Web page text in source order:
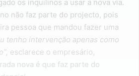
os inquilinos a usar a nova via.
não faz parte do projecto, pois
pessoa que mandou fazer uma
tenho intervenção apenas como
esclarece o empresário,
nova é que faz parte do